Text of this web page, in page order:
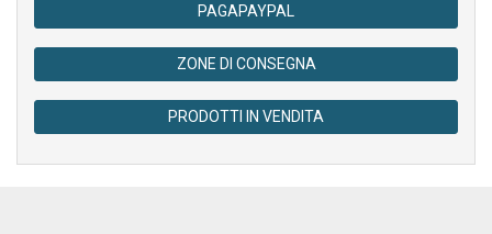
PAGAPAYPAL
ZONE DI CONSEGNA
PRODOTTI IN VENDITA